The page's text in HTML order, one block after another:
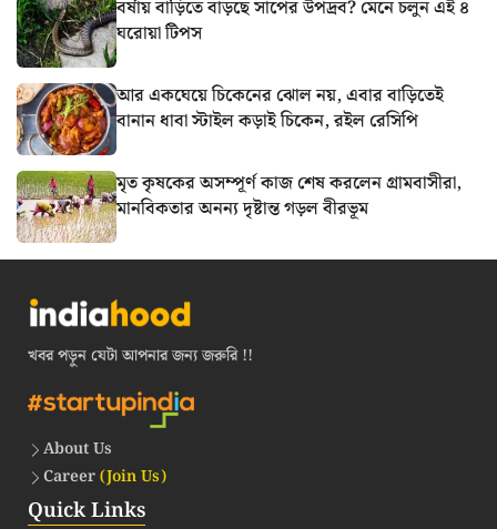
বর্ষায় বাড়িতে বাড়ছে সাপের উপদ্রব? মেনে চলুন এই ৪
ঘরোয়া টিপস
আর একঘেয়ে চিকেনের ঝোল নয়, এবার বাড়িতেই
বানান ধাবা স্টাইল কড়াই চিকেন, রইল রেসিপি
মৃত কৃষকের অসম্পূর্ণ কাজ শেষ করলেন গ্রামবাসীরা,
মানবিকতার অনন্য দৃষ্টান্ত গড়ল বীরভূম
খবর পড়ুন যেটা আপনার জন্য জরুরি !!
About Us
Career(Join Us)
Quick Links